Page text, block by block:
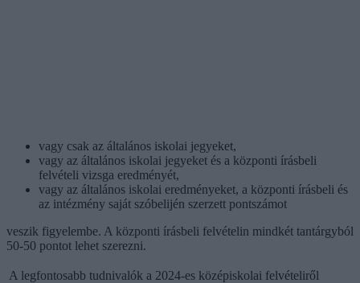
vagy csak az általános iskolai jegyeket,
vagy az általános iskolai jegyeket és a központi írásbeli
felvételi vizsga eredményét,
vagy az általános iskolai eredményeket, a központi írásbeli és
az intézmény saját szóbelijén szerzett pontszámot
veszik figyelembe. A központi írásbeli felvételin mindkét tantárgyból
50-50 pontot lehet szerezni.
A legfontosabb tudnivalók a 2024-es középiskolai felvételiről